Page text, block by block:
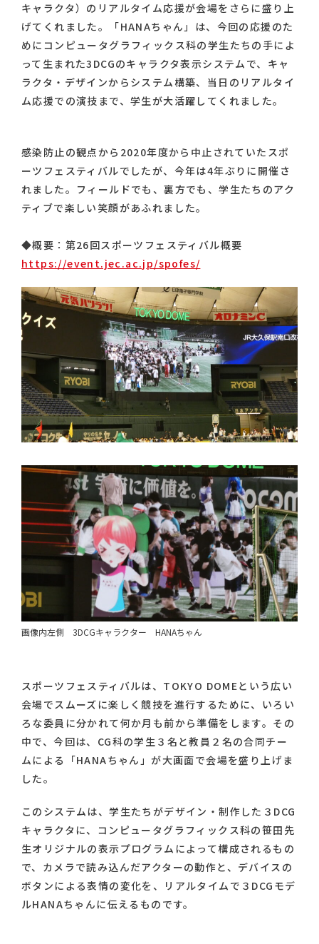
キャラクタ）のリアルタイム応援が会場をさらに盛り上
げてくれました。「HANAちゃん」は、今回の応援のた
めにコンピュータグラフィックス科の学生たちの手によ
って生まれた3DCGのキャラクタ表示システムで、キャ
ラクタ・デザインからシステム構築、当日のリアルタイ
ム応援での演技まで、学生が大活躍してくれました。
感染防止の観点から2020年度から中止されていたスポ
ーツフェスティバルでしたが、今年は4年ぶりに開催さ
れました。フィールドでも、裏方でも、学生たちのアク
ティブで楽しい笑顔があふれました。
◆概要：第26回スポーツフェスティバル概要
https://event.jec.ac.jp/spofes/
画像内左側 3DCGキャラクター HANAちゃん
スポーツフェスティバルは、TOKYO DOMEという広い
会場でスムーズに楽しく競技を進行するために、いろい
ろな委員に分かれて何か月も前から準備をします。その
中で、今回は、CG科の学生３名と教員２名の合同チー
ムによる「HANAちゃん」が大画面で会場を盛り上げま
した。
このシステムは、学生たちがデザイン・制作した３DCG
キャラクタに、コンピュータグラフィックス科の笹田先
生オリジナルの表示プログラムによって構成されるもの
で、カメラで読み込んだアクターの動作と、デバイスの
ボタンによる表情の変化を、リアルタイムで３DCGモデ
ルHANAちゃんに伝えるものです。